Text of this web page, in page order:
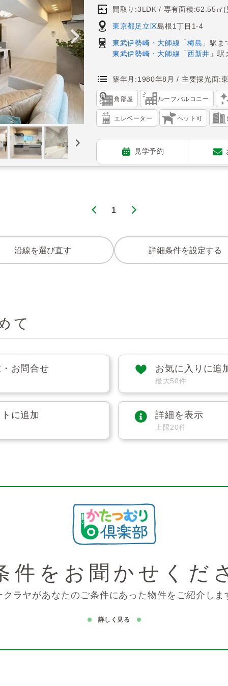
間取り:3LDK 専有面積:62.55㎡(
東京都足立区島根1丁目1-4
東武伊勢崎・大師線 「梅島 」駅
東武伊勢崎・大師線 「西新井 」
築年月:1980年8月 主要採光面:
角部屋 ルーフバルコニー
エレベーター ペット可
見学予約
1
沿線を選び直す 詳細条件を設定する
て
お問合せ お気に入りに追
最大50件
に追加 詳細を表示
上限20件
件を お聞かせくだ
クラヤがあなたのご条件にあった物件をご紹介しま
詳しく見る